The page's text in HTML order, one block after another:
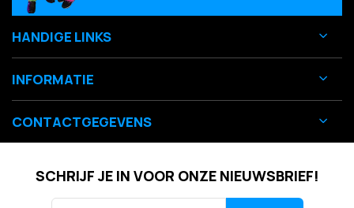
HANDIGE LINKS
INFORMATIE
CONTACTGEGEVENS
SCHRIJF JE IN VOOR ONZE NIEUWSBRIEF!